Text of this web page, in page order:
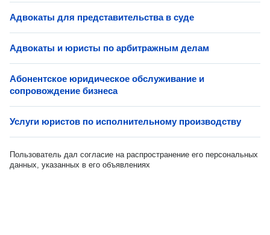
Адвокаты для представительства в суде
Адвокаты и юристы по арбитражным делам
Абонентское юридическое обслуживание и
сопровождение бизнеса
Услуги юристов по исполнительному производству
Пользователь дал согласие на распространение его персональных
данных, указанных в его объявлениях